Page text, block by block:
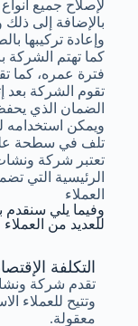
لإصلاح جميع
بالإضافة إلى
وإعادة تركيبها
كما تهتم
فترة عمره، كما
تقوم الشركة بعد
الضمان الذي
ويمكن استخدامه
تلف في سطحة
تعتبر شركة
الرئيسية التي
العملاء
وفيما يلي سنقدم
للعديد من العملاء
التكلفة
تقدم شركة
وتتيح للعملاء
معقولة.